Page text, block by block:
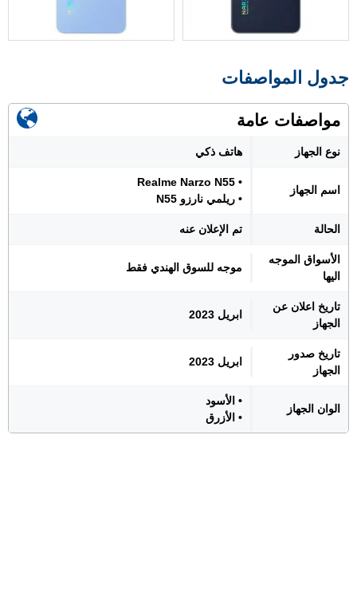
جدول المواصفات
مواصفات عامة
نوع الجهاز هاتف ذكي
اسم الجهاز
• Realme Narzo N55
• ريلمي نارزو N55
الحالة تم الإعلان عنه
الأسواق الموجه
اليها
موجه للسوق الهندي فقط
تاريخ اعلان عن
الجهاز
ابريل 2023
تاريخ صدور
الجهاز
ابريل 2023
الوان الجهاز
• الأسود
• الأزرق